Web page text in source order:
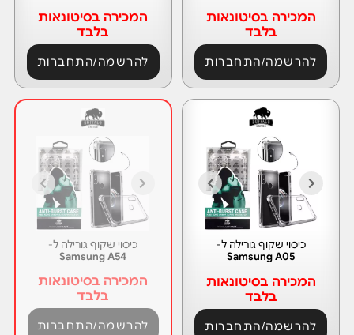
המכירה בסיטונאות
בלבד
להרשמה/התחברות
המכירה בסיטונאות
בלבד
להרשמה/התחברות
כיסוי שקוף גורילה ל-
Samsung A05
המכירה בסיטונאות
בלבד
להרשמה/התחברות
כיסוי שקוף גורילה ל-
Samsung A54
המכירה בסיטונאות
בלבד
להרשמה/התחברות